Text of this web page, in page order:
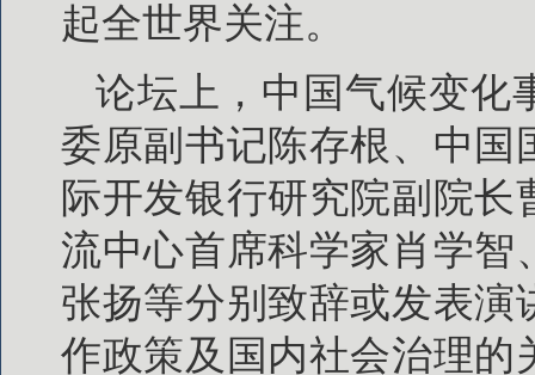
起全世界关注。
论坛上，中国气候变化
委原副书记陈存根、中国
际开发银行研究院副院
流中心首席科学家肖学
张扬等分别致辞或发表
作政策及国内社会治理的